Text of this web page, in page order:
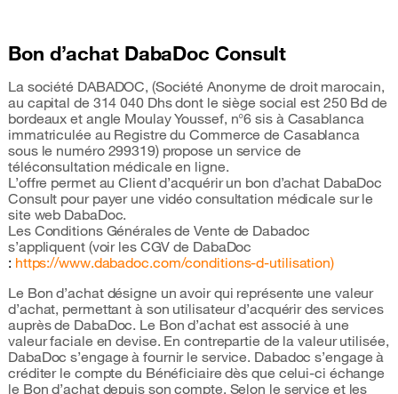
Bon d’achat DabaDoc Consult
La société DABADOC, (Société Anonyme de droit marocain,
au capital de 314 040 Dhs dont le siège social est 250 Bd de
bordeaux et angle Moulay Youssef, n°6 sis à Casablanca
immatriculée au Registre du Commerce de Casablanca
sous le numéro 299319) propose un service de
téléconsultation médicale en ligne.
L’offre permet au Client d’acquérir un bon d’achat DabaDoc
Consult pour payer une vidéo consultation médicale sur le
site web DabaDoc.
Les Conditions Générales de Vente de Dabadoc
s’appliquent (voir les CGV de DabaDoc
: https://www.dabadoc.com/conditions-d-utilisation)
Le Bon d’achat désigne un avoir qui représente une valeur
d’achat, permettant à son utilisateur d’acquérir des services
auprès de DabaDoc. Le Bon d’achat est associé à une
valeur faciale en devise. En contrepartie de la valeur utilisée,
DabaDoc s’engage à fournir le service. Dabadoc s’engage à
créditer le compte du Bénéficiaire dès que celui-ci échange
le Bon d’achat depuis son compte. Selon le service et les